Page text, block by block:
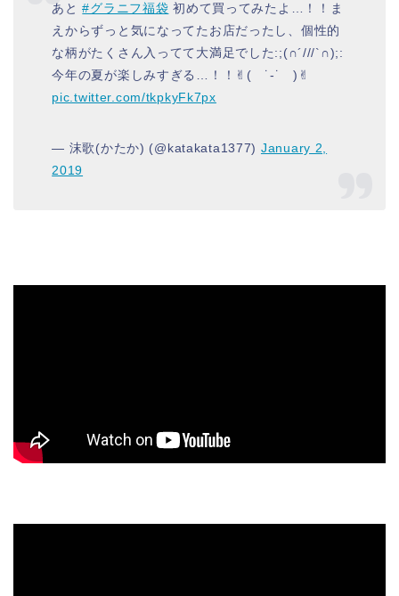
あと#グラニフ福袋 初めて買ってみたよ…！！ま
えからずっと気になってたお店だったし、個性的
な柄がたくさん入ってて大満足でした:;(∩´///`∩);:
今年の夏が楽しみすぎる…！！✌︎( ˙-˙ )✌︎
pic.twitter.com/tkpkyFk7px
— 沫歌(かたか) (@katakata1377) January 2,
2019